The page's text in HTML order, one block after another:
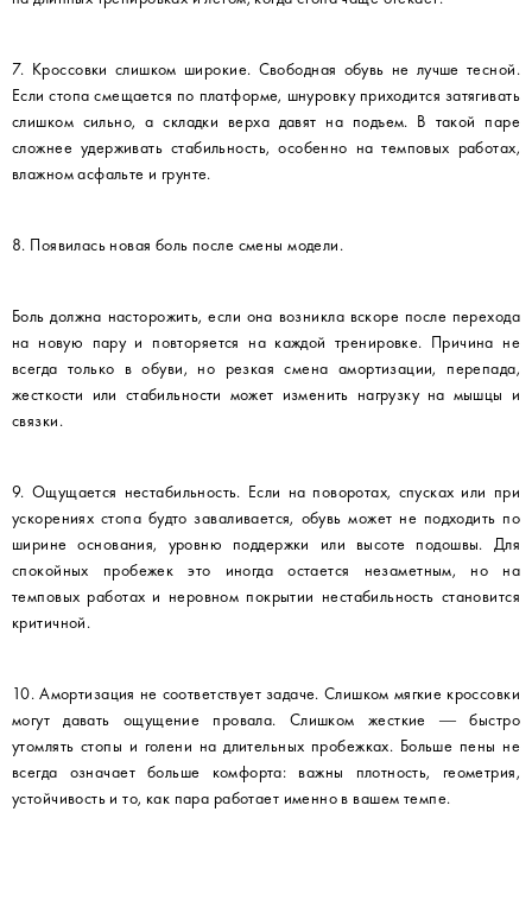
7. Кроссовки слишком широкие. Свободная обувь не лучше тесной.
Если стопа смещается по платформе, шнуровку приходится затягивать
слишком сильно, а складки верха давят на подъем. В такой паре
сложнее удерживать стабильность, особенно на темповых работах,
влажном асфальте и грунте.
8. Появилась новая боль после смены модели.
Боль должна насторожить, если она возникла вскоре после перехода
на новую пару и повторяется на каждой тренировке. Причина не
всегда только в обуви, но резкая смена амортизации, перепада,
жесткости или стабильности может изменить нагрузку на мышцы и
связки.
9. Ощущается нестабильность. Если на поворотах, спусках или при
ускорениях стопа будто заваливается, обувь может не подходить по
ширине основания, уровню поддержки или высоте подошвы. Для
спокойных пробежек это иногда остается незаметным, но на
темповых работах и неровном покрытии нестабильность становится
критичной.
10. Амортизация не соответствует задаче. Слишком мягкие кроссовки
могут давать ощущение провала. Слишком жесткие — быстро
утомлять стопы и голени на длительных пробежках. Больше пены не
всегда означает больше комфорта: важны плотность, геометрия,
устойчивость и то, как пара работает именно в вашем темпе.